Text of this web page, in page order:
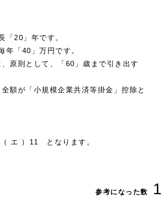
「20」年です。
年「40」万円です。
原則として、「60」歳まで引き出す
額が「小規模企業共済等掛金」控除と
）11 となります。
参考になった数 1